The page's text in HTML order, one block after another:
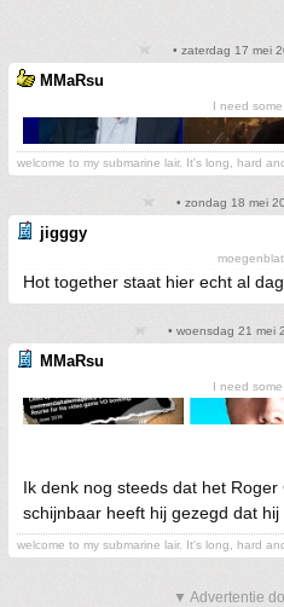
• zaterdag 17 mei
MMaRsu
I need
welcome to my submarine lair. It's long, hard
• zondag 18 mei
jigggy
Hot together staat hier echt al
• woensdag 21 mei
MMaRsu
I need
Ik denk nog steeds dat het
schijnbaar heeft hij gezegd dat hij
welcome to my submarine lair. It's long, hard
▼ Advertentie